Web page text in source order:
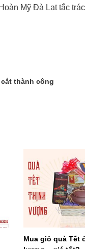
Mỹ Đà Lạt tắc
thành công
Mua giỏ quà Tết